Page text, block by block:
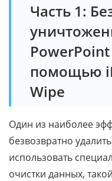
Часть 1:
помощью
Wipe
Один из наиболее
безвозвратно
использовать
очистки данных,